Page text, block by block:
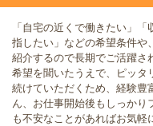
「自宅の近くで働きたい」
指したい」などの希望条件
紹介するので長期でご活躍
希望を聞いたうえで、ピッタ
続けていただくため、経験豊
ん、お仕事開始後もしっか
も不安なことがあればお気軽